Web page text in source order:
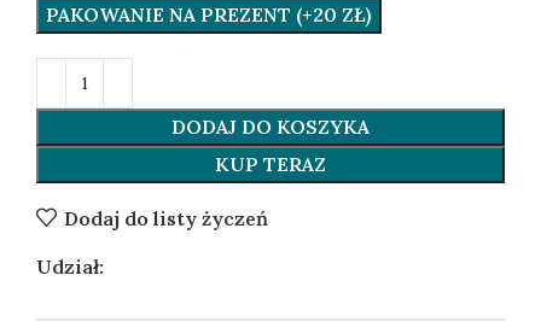
PAKOWANIE NA PREZENT (+20 ZŁ)
DODAJ DO KOSZYKA
KUP TERAZ
Dodaj do listy życzeń
Udział: